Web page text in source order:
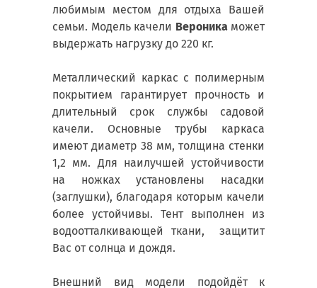
любимым местом для отдыха Вашей
семьи. Модель качели Вероникаможет
выдержать нагрузку до 220 кг.
Металлический каркас с полимерным
покрытием гарантирует прочность и
длительный срок службы садовой
качели. Основные трубы каркаса
имеют диаметр 38 мм, толщина стенки
1,2 мм. Для наилучшей устойчивости
на ножках установлены насадки
(заглушки), благодаря которым качели
более устойчивы. Тент выполнен из
водоотталкивающей ткани, защитит
Вас от солнца и дождя.
Внешний вид модели подойдёт к